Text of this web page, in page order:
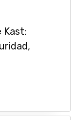
Kast: